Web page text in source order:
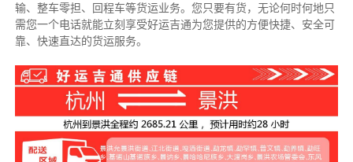
输、整车零担、回程车等货运业务。 您只要有货，无论何时何地只
需您一个电话就能立刻享受好运吉通为您提供的方便快捷、安全可
靠、快速直达的货运服务。